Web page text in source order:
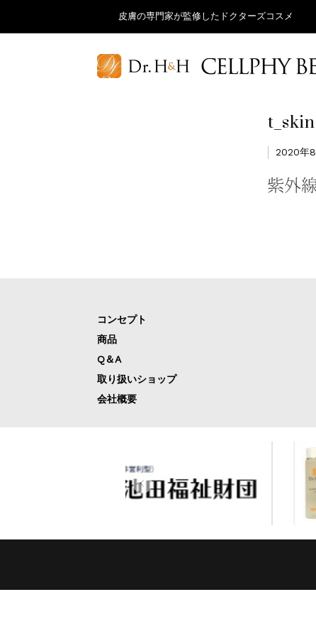
皮膚の専門家が監修したドクターズコスメ
2020年
コンセプト
商品
Q＆A
取り扱いショップ
会社概要